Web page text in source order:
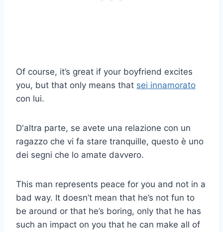
Of course, it’s great if your boyfriend excites
you, but that only means that sei innamorato
con lui.
D'altra parte, se avete una relazione con un
ragazzo che vi fa stare tranquille, questo è uno
dei segni che lo amate davvero.
This man represents peace for you and not in a
bad way. It doesn’t mean that he’s not fun to
be around or that he’s boring, only that he has
such an impact on you that he can make all of